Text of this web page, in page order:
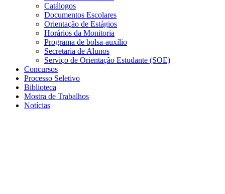
Catálogos
Documentos Escolares
Orientação de Estágios
Horários da Monitoria
Programa de bolsa-auxílio
Secretaria de Alunos
Serviço de Orientação Estudante (SOE)
Concursos
Processo Seletivo
Biblioteca
Mostra de Trabalhos
Notícias